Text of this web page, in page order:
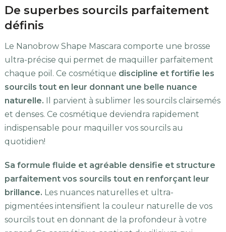
De superbes sourcils parfaitement
définis
Le Nanobrow Shape Mascara comporte une brosse
ultra-précise qui permet de maquiller parfaitement
chaque poil. Ce cosmétique discipline et fortifie les
sourcils tout en leur donnant une belle nuance
naturelle. Il parvient à sublimer les sourcils clairsemés
et denses. Ce cosmétique deviendra rapidement
indispensable pour maquiller vos sourcils au
quotidien!
Sa formule fluide et agréable densifie et structure
parfaitement vos sourcils tout en renforçant leur
brillance. Les nuances naturelles et ultra-
pigmentées intensifient la couleur naturelle de vos
sourcils tout en donnant de la profondeur à votre